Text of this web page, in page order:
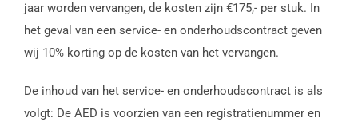
jaar worden vervangen, de kosten zijn €175,- per stuk. In
het geval van een service- en onderhoudscontract geven
wij 10% korting op de kosten van het vervangen.
De inhoud van het service- en onderhoudscontract is als
volgt: De AED is voorzien van een registratienummer en